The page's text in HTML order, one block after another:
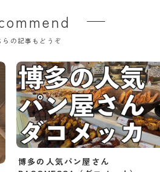
らの記事もどうぞ
博多の人気パン屋さん